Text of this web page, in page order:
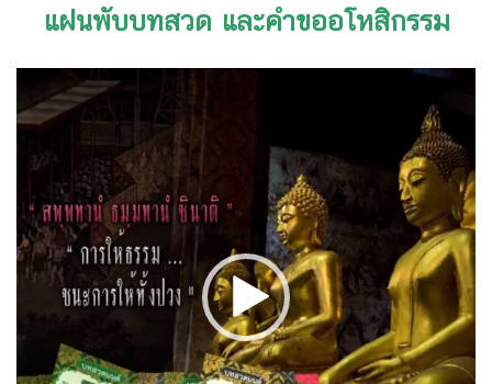
แผ่นพับบทสวด และคำขออโหสิกรรม
เล่น
วิดีโอ